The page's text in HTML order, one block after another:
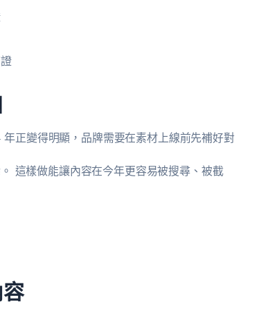
正變得明顯，品牌需要在素材上線前先補好對
這樣做能讓內容在今年更容易被搜尋、被截